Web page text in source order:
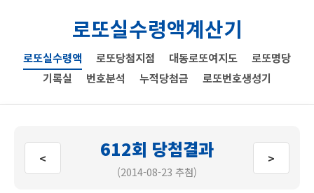
로또실수령액계산기
로또실수령액 로또당첨지점 대동로또여지도
로또명당
기록실
번호분석 누적당첨금 로또번호생성기
< 612회 당첨결과
(2014-08-23 추첨)
>